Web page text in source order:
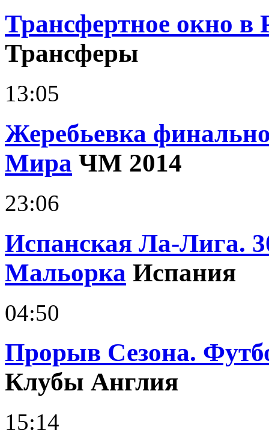
Трансфертное окно
Трансферы
13:05
Жеребьевка
Мира ЧМ 2014
23:06
Испанская Ла-Лига.
Мальорка Испания
04:50
Прорыв Сезона.
Клубы Англия
15:14